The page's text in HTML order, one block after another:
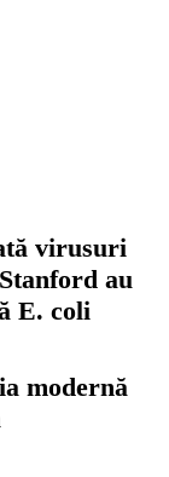
virusuri
au
E. coli
modernă